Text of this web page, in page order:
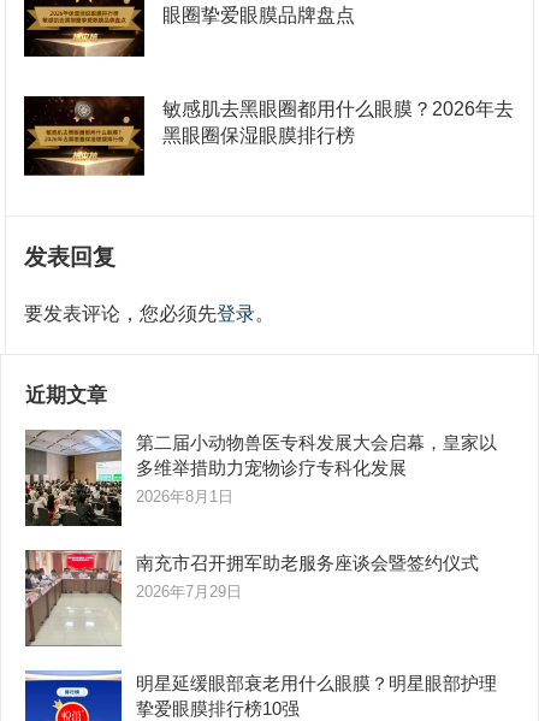
眼圈挚爱眼膜品牌盘点
敏感肌去黑眼圈都用什么眼膜？2026年去
黑眼圈保湿眼膜排行榜
发表回复
要发表评论，您必须先登录。
近期文章
第二届小动物兽医专科发展大会启幕，皇家以
多维举措助力宠物诊疗专科化发展
2026年8月1日
南充市召开拥军助老服务座谈会暨签约仪式
2026年7月29日
明星延缓眼部衰老用什么眼膜？明星眼部护理
挚爱眼膜排行榜10强